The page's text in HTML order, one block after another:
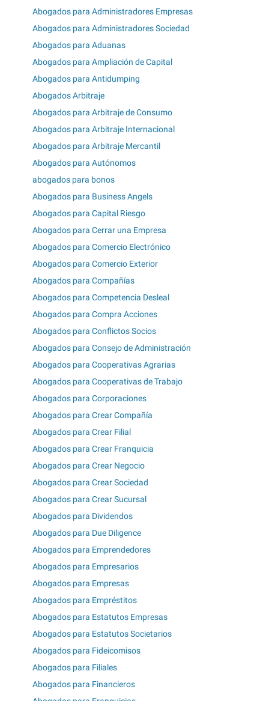
Abogados para Administradores Empresas
Abogados para Administradores Sociedad
Abogados para Aduanas
Abogados para Ampliación de Capital
Abogados para Antidumping
Abogados Arbitraje
Abogados para Arbitraje de Consumo
Abogados para Arbitraje Internacional
Abogados para Arbitraje Mercantil
Abogados para Autónomos
abogados para bonos
Abogados para Business Angels
Abogados para Capital Riesgo
Abogados para Cerrar una Empresa
Abogados para Comercio Electrónico
Abogados para Comercio Exterior
Abogados para Compañías
Abogados para Competencia Desleal
Abogados para Compra Acciones
Abogados para Conflictos Socios
Abogados para Consejo de Administración
Abogados para Cooperativas Agrarias
Abogados para Cooperativas de Trabajo
Abogados para Corporaciones
Abogados para Crear Compañía
Abogados para Crear Filial
Abogados para Crear Franquicia
Abogados para Crear Negocio
Abogados para Crear Sociedad
Abogados para Crear Sucursal
Abogados para Dividendos
Abogados para Due Diligence
Abogados para Emprendedores
Abogados para Empresarios
Abogados para Empresas
Abogados para Empréstitos
Abogados para Estatutos Empresas
Abogados para Estatutos Societarios
Abogados para Fideicomisos
Abogados para Filiales
Abogados para Financieros